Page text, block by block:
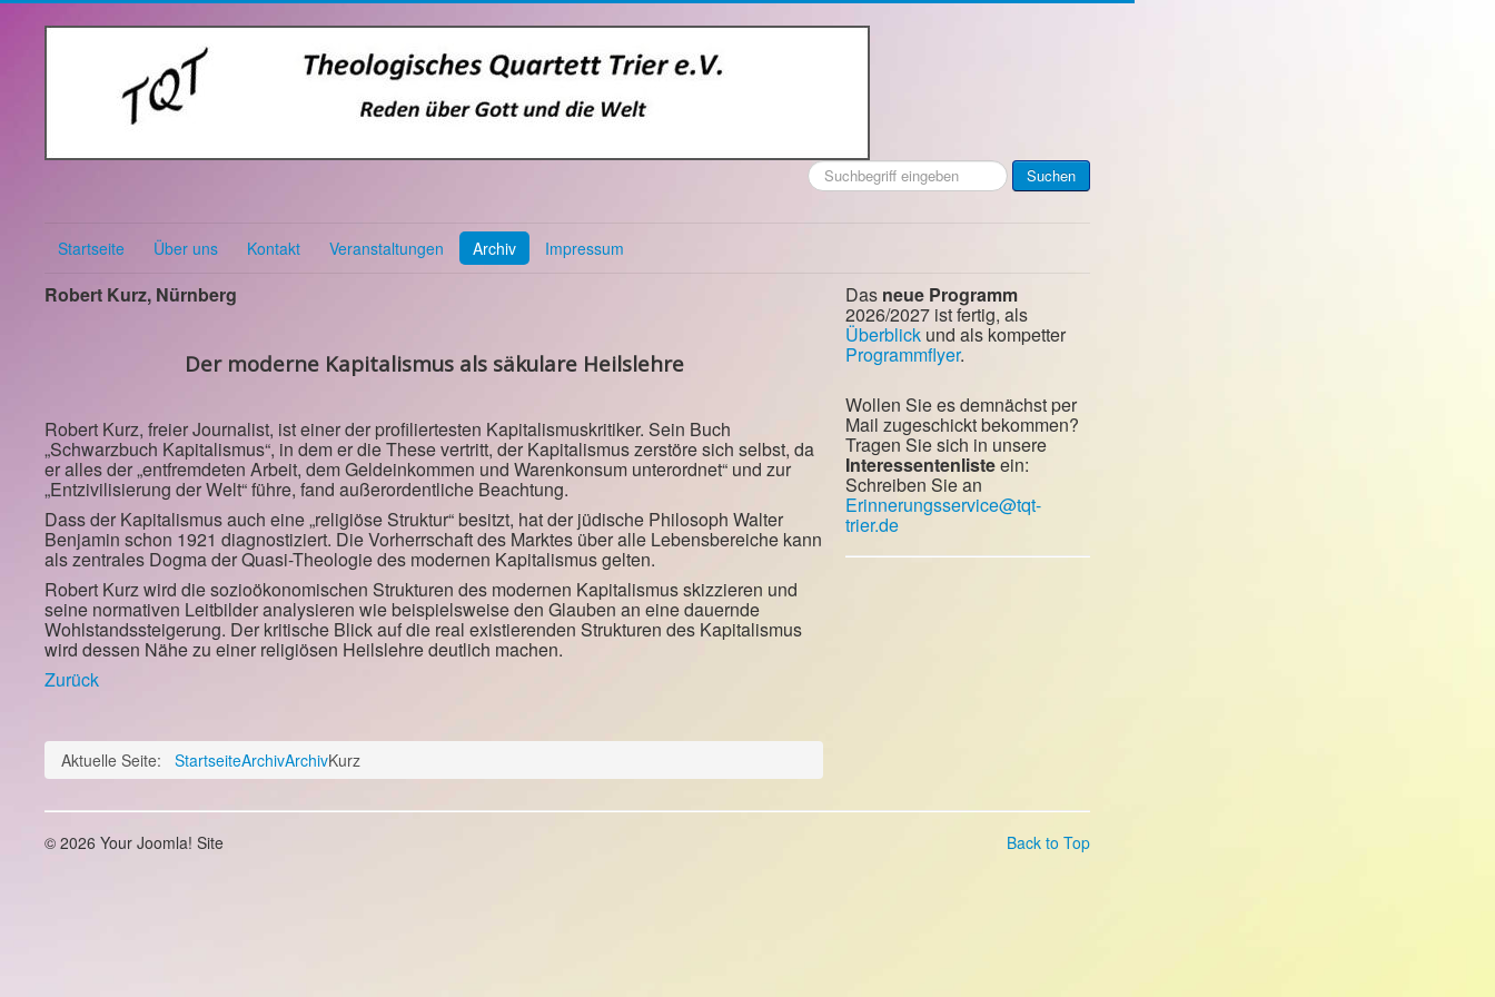
Suchen
...
Suchen
Startseite Über uns Kontakt Veranstaltungen Archiv Impressum
Robert Kurz, Nürnberg
Der moderne Kapitalismus als säkulare Heilslehre
Robert Kurz, freier Journalist, ist einer der profiliertesten Kapitalismuskritiker. Sein Buch
„Schwarzbuch Kapitalismus“, in dem er die These vertritt, der Kapitalismus zerstöre sich selbst, da
er alles der „entfremdeten Arbeit, dem Geldeinkommen und Warenkonsum unterordnet“ und zur
„Entzivilisierung der Welt“ führe, fand außerordentliche Beachtung.
Dass der Kapitalismus auch eine „religiöse Struktur“ besitzt, hat der jüdische Philosoph Walter
Benjamin schon 1921 diagnostiziert. Die Vorherrschaft des Marktes über alle Lebensbereiche kann
als zentrales Dogma der Quasi-Theologie des modernen Kapitalismus gelten.
Robert Kurz wird die sozioökonomischen Strukturen des modernen Kapitalismus skizzieren und
seine normativen Leitbilder analysieren wie beispielsweise den Glauben an eine dauernde
Wohlstandssteigerung. Der kritische Blick auf die real existierenden Strukturen des Kapitalismus
wird dessen Nähe zu einer religiösen Heilslehre deutlich machen.
Zurück
Aktuelle Seite: StartseiteArchivArchivKurz
Das neue Programm
2026/2027 ist fertig, als
Überblick und als kompetter
Programmflyer.
Wollen Sie es demnächst per
Mail zugeschickt bekommen?
Tragen Sie sich in unsere
Interessentenlisteein:
Schreiben Sie an
Erinnerungsservice@tqt-
trier.de
Back to Top
© 2026 Your Joomla! Site